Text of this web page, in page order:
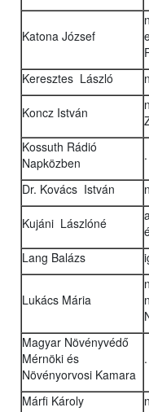
Katona József
Keresztes László
Koncz István
Kossuth Rádió
Napközben
.
Dr. Kovács István
Kujáni Lászlóné
Lang Balázs
Lukács Mária
Magyar Növényvédő
Mérnöki és
Növényorvosi Kamara
.
Márfi Károly